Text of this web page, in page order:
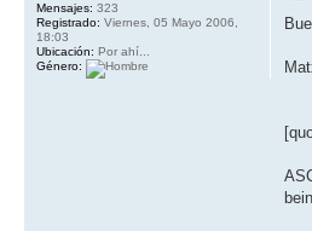
Mensajes: 323
Registrado: Viernes, 05 Mayo 2006,
18:03
Ubicación: Por ahí...
Género: